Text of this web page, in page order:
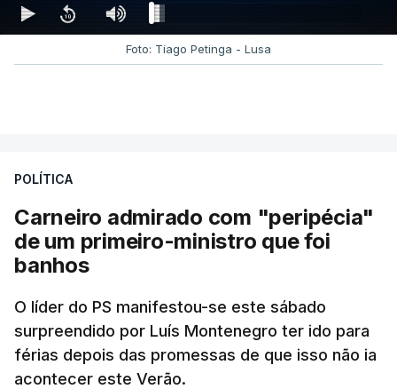
Foto: Tiago Petinga - Lusa
POLÍTICA
Carneiro admirado com "peripécia"
de um primeiro-ministro que foi
banhos
O líder do PS manifestou-se este sábado
surpreendido por Luís Montenegro ter ido para
férias depois das promessas de que isso não ia
acontecer este Verão.